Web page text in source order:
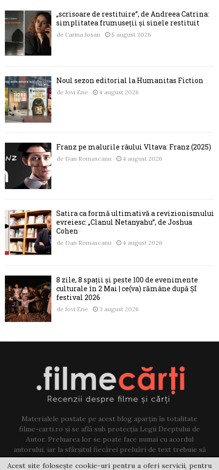
„scrisoare de restituire”, de Andreea Catrina:
simplitatea frumuseții și sinele restituit
de Carina Josan 5 august 2026
Noul sezon editorial la Humanitas Fiction
de Jovi Ene 4 august 2026
Franz pe malurile râului Vltava: Franz (2025)
de Dan Romascanu 4 august 2026
Satira ca formă ultimativă a revizionismului
evreiesc: „Clanul Netanyahu”, de Joshua
Cohen
de Dan Romascanu 4 august 2026
8 zile, 8 spații și peste 100 de evenimente
culturale în 2 Mai | ce(va) rămâne după ȘI
festival 2026
de Jovi Ene 3 august 2026
Materialele postate pe acest blog aparțin în totalitate
filme-carti.ro și se află sub protecția Legii Dreptului de
Autor. Preluarea lor se poate face numai cu acordul
autorului, iar la sfârșitul fiecărei preluări de text trebuie să
existe un link către acest blog.
Acest site folosește cookie-uri pentru a oferi servicii, pentru